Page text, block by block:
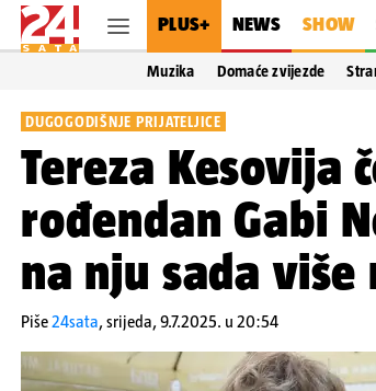
PLUS+ NEWS SHOW
Muzika Domaće zvijezde
DUGOGODIŠNJE PRIJATELJICE
Tereza Kesovija
rođendan Gabi
na nju sada
Piše24sata,srijeda, 9.7.2025. u 20:54